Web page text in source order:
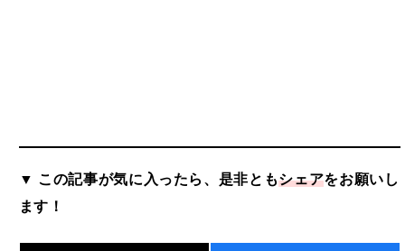
▼ この記事が気に入ったら、是非ともシェアをお願いし
ます！